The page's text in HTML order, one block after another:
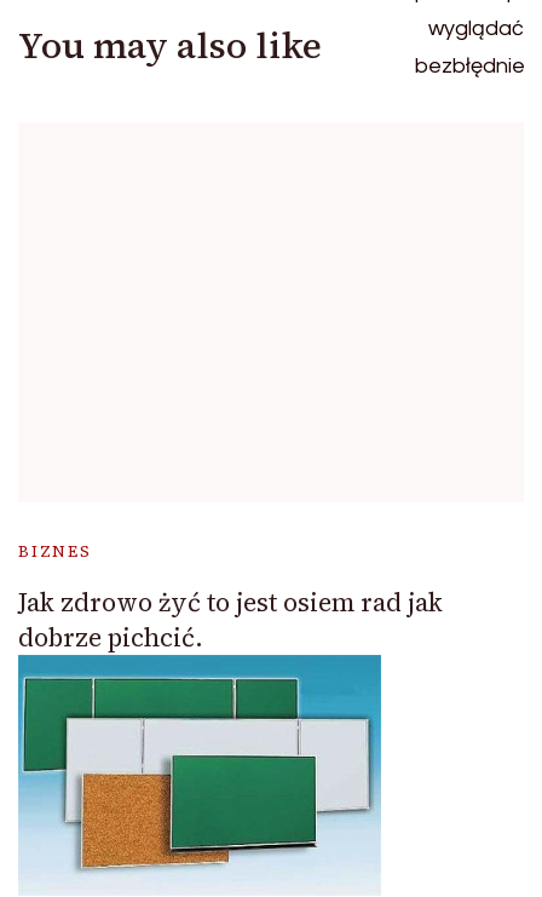
You may also like
BIZNES
Jak zdrowo żyć to jest osiem rad jak
dobrze pichcić.